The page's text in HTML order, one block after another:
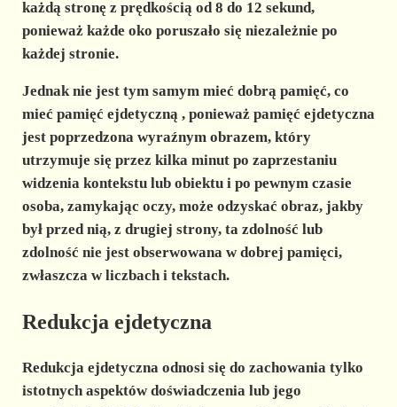
każdą stronę z prędkością od 8 do 12 sekund,
ponieważ każde oko poruszało się niezależnie po
każdej stronie.
Jednaknie jest tym samym mieć dobrą pamięć, co
mieć pamięć ejdetyczną, ponieważ pamięć ejdetyczna
jest poprzedzona wyraźnym obrazem, który
utrzymuje się przez kilka minut po zaprzestaniu
widzenia kontekstu lub obiektu i po pewnym czasie
osoba, zamykając oczy, może odzyskać obraz, jakby
był przed nią, z drugiej strony, ta zdolność lub
zdolność nie jest obserwowana w dobrej pamięci,
zwłaszcza w liczbach i tekstach.
Redukcja ejdetyczna
Redukcja ejdetyczna odnosi się do zachowania tylko
istotnych aspektów doświadczenia lub jego